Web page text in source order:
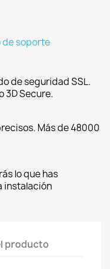
de soporte
de seguridad SSL.
3D Secure.
Más de 48000
lo que has
instalación
producto